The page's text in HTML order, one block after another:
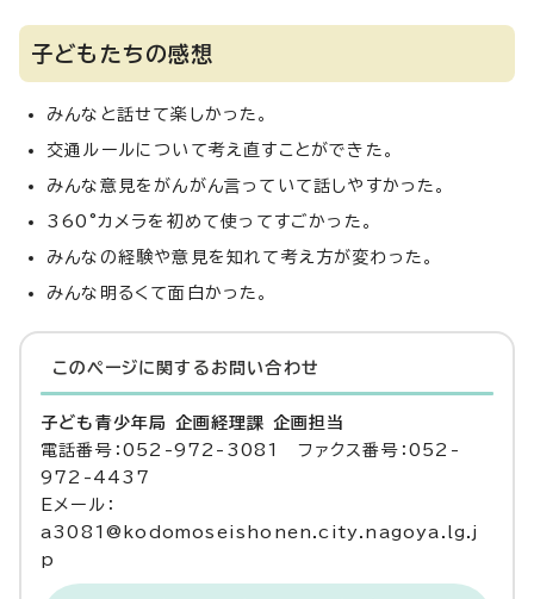
子どもたちの感想
みんなと話せて楽しかった。
交通ルールについて考え直すことができた。
みんな意見をがんがん言っていて話しやすかった。
360°カメラを初めて使ってすごかった。
みんなの経験や意見を知れて考え方が変わった。
みんな明るくて面白かった。
このページに関する お問い合わせ
子ども青少年局 企画経理課 企画担当
電話番号：052-972-3081 ファクス番号：052-
972-4437
Eメール：
a3081@kodomoseishonen.city.nagoya.lg.j
p